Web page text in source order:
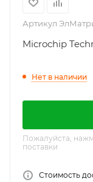
Артикул
Microchip
Нет в наличии
Пожалуйста,
поставки
Стоимость